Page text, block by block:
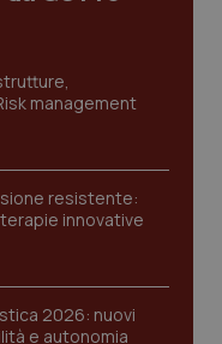
management
resistente:
innovative
2026: nuovi
e autonomia
base quali la
cookie.
.youtube.com